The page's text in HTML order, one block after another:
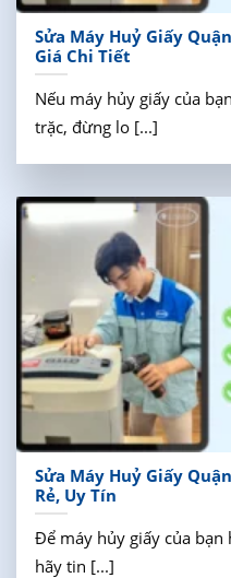
Sửa Máy Huỷ Giấy
Giá Chi Tiết
Nếu máy hủy giấy của
trặc, đừng lo [...]
Sửa Máy Huỷ Giấy
Rẻ, Uy Tín
Để máy hủy giấy của
hãy tin [...]